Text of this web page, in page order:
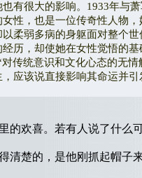
有很大的影响。1933年与
性，也是一位传奇性人物
柔弱多病的身躯面对整个
历，却使她在女性觉悟的
传统意识和文化心态的无
应该说直接影响其命运并
欢喜。若有人说了什么
楚的，是他刚抓起帽子来